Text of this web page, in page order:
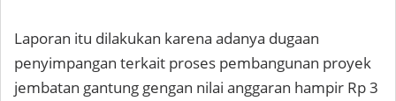
Laporan itu dilakukan karena adanya dugaan
penyimpangan terkait proses pembangunan proyek
jembatan gantung gengan nilai anggaran hampir Rp 3